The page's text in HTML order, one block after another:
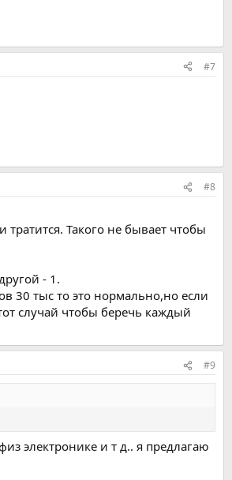
#7
#8
тратится. Такого не бывает чтобы
- 1.
30 тыс то это нормально,но если
случай чтобы беречь каждый
#9
электронике и т д.. я предлагаю